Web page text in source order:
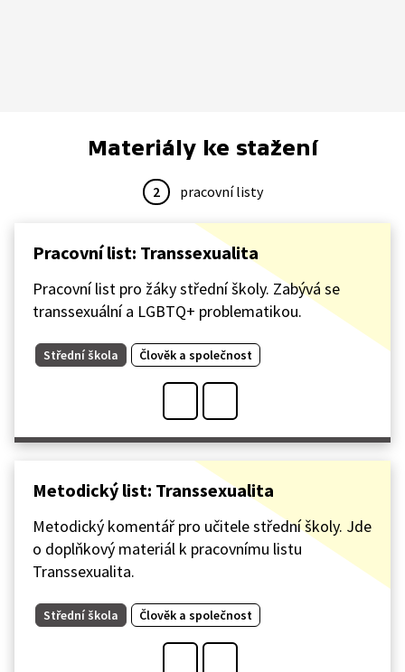
Materiály ke stažení
2 pracovní listy
Pracovní list: Transsexualita
Pracovní list pro žáky střední školy. Zabývá se
transsexuální a LGBTQ+ problematikou.
Střední škola Člověk a společnost
Metodický list: Transsexualita
Metodický komentář pro učitele střední školy. Jde
o doplňkový materiál k pracovnímu listu
Transsexualita.
Střední škola Člověk a společnost